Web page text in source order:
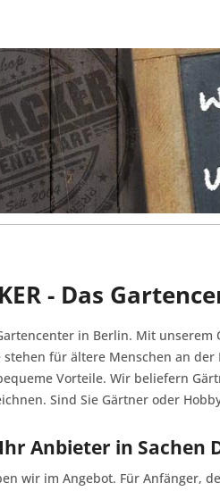
- Das
in Berlin. Mit
stehen für ältere Menschen an
Vorteile. Wir beliefern
Sind Sie Gärtner oder
Anbieter in Sachen
wir im Angebot. Für